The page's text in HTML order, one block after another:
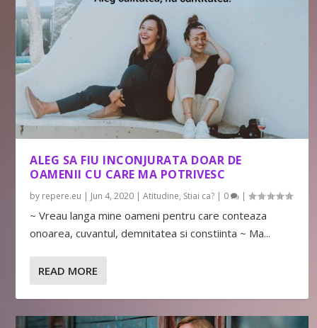
ALEG SA FIU INCONJURATA DOAR DE
OAMENII CU CARE MA POTRIVESC
by repere.eu | Jun 4, 2020 |Atitudine, Stiai ca? | 0 |
~ Vreau langa mine oameni pentru care conteaza
onoarea, cuvantul, demnitatea si constiinta ~ Ma...
READ MORE